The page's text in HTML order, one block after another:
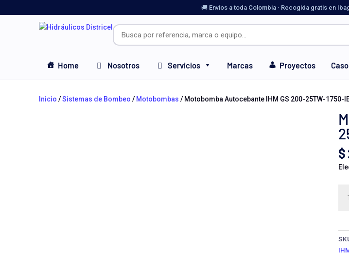
🚚 Envíos a toda Colombia · Recogida gratis en
Home Nosotros Servicios Marcas Proyectos
Inicio /Sistemas de Bombeo / Motobombas / Motobomba Autocebante IHM GS 200-25TW-1750-
$